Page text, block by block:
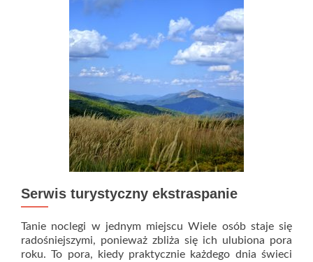
Serwis turystyczny ekstraspanie
Tanie noclegi w jednym miejscu Wiele osób staje się
radośniejszymi, ponieważ zbliża się ich ulubiona pora
roku. To pora, kiedy praktycznie każdego dnia świeci